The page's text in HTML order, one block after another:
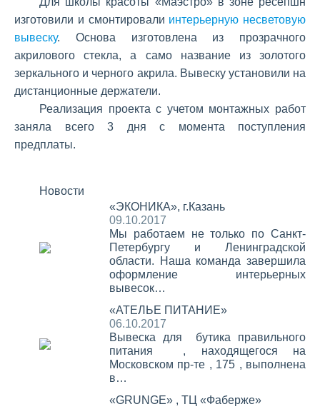
изготовили и смонтировали интерьерную несветовую
вывеску. Основа изготовлена из прозрачного
акрилового стекла, а само название из золотого
зеркального и черного акрила. Вывеску установили на
дистанционные держатели.
Реализация проекта с учетом монтажных работ
заняла всего 3 дня с момента поступления
предплаты.
Новости
«ЭКОНИКА», г.Казань
09.10.2017
Мы работаем не только по Санкт-
Петербургу и Ленинградской
области. Наша команда завершила
оформление интерьерных
вывесок…
«АТЕЛЬЕ ПИТАНИЕ»
06.10.2017
Вывеска для бутика правильного
питания , находящегося на
Московском пр-те , 175 , выполнена
в…
«GRUNGE» , ТЦ «Фаберже»